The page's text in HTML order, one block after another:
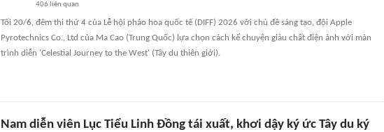
406 liên quan
Tối 20/6, đêm thi thứ 4 của Lễ hội pháo hoa quốc tế (DIFF) 2026 với chủ đề sáng tạo, đội Apple
Pyrotechnics Co., Ltd của Ma Cao (Trung Quốc) lựa chọn cách kể chuyện giàu chất điện ảnh với màn
trình diễn 'Celestial Journey to the West' (Tây du thiên giới).
Nam diễn viên Lục Tiểu Linh Đồng tái xuất, khơi dậy ký ức Tây du ký